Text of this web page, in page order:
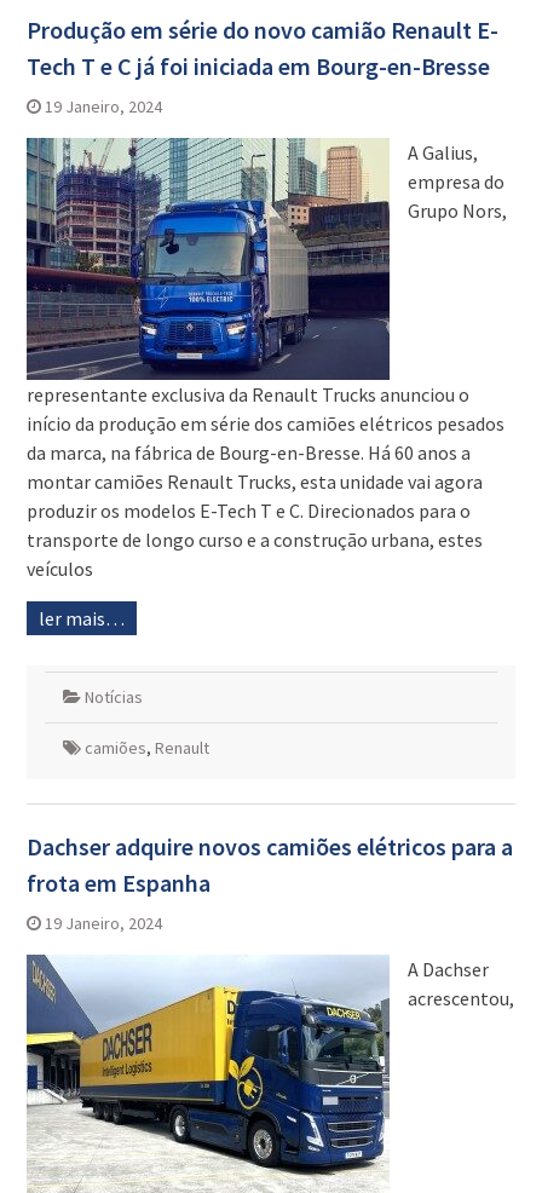
Produção em série do novo camião Renault E-
Tech T e C já foi iniciada em Bourg-en-Bresse
19 Janeiro, 2024
A Galius,
empresa do
Grupo Nors,
representante exclusiva da Renault Trucks anunciou o
início da produção em série dos camiões elétricos pesados
da marca, na fábrica de Bourg-en-Bresse. Há 60 anos a
montar camiões Renault Trucks, esta unidade vai agora
produzir os modelos E-Tech T e C. Direcionados para o
transporte de longo curso e a construção urbana, estes
veículos
ler mais…
Notícias
camiões, Renault
Dachser adquire novos camiões elétricos para a
frota em Espanha
19 Janeiro, 2024
A Dachser
acrescentou,